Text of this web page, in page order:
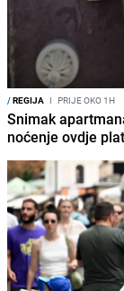
/REGIJA I PRIJE OKO 1H
Snimak
noćenje ovdje